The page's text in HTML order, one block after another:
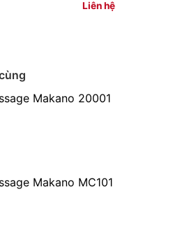
Liên hệ
Makano 20001
Makano MC101